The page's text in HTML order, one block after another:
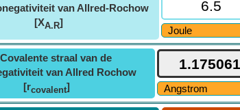
van Allred-Rochow
[XA.R]
Covalente straal van de
van Allred Rochow
[rcovalent]